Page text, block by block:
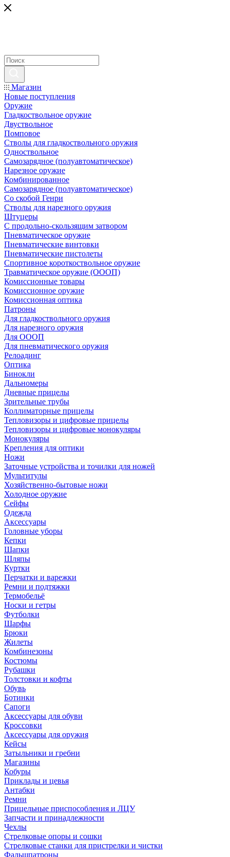
Магазин
Новые поступления
Оружие
Гладкоствольное оружие
Двуствольное
Помповое
Стволы для гладкоствольного оружия
Одноствольное
Самозарядное (полуавтоматическое)
Нарезное оружие
Комбинированное
Самозарядное (полуавтоматическое)
Со скобой Генри
Стволы для нарезного оружия
Штуцеры
С продольно-скользящим затвором
Пневматическое оружие
Пневматические винтовки
Пневматические пистолеты
Спортивное короткоствольное оружие
Травматическое оружие (ОООП)
Комиссионные товары
Комиссионное оружие
Комиссионная оптика
Патроны
Для гладкоствольного оружия
Для нарезного оружия
Для ОООП
Для пневматического оружия
Релоадинг
Оптика
Бинокли
Дальномеры
Дневные прицелы
Зрительные трубы
Коллиматорные прицелы
Тепловизоры и цифровые прицелы
Тепловизоры и цифровые монокуляры
Монокуляры
Крепления для оптики
Ножи
Заточные устройства и точилки для ножей
Мультитулы
Хозяйственно-бытовые ножи
Холодное оружие
Сейфы
Одежда
Аксессуары
Головные уборы
Кепки
Шапки
Шляпы
Куртки
Перчатки и варежки
Ремни и подтяжки
Термобельё
Носки и гетры
Футболки
Шарфы
Брюки
Жилеты
Комбинезоны
Костюмы
Рубашки
Толстовки и кофты
Обувь
Ботинки
Сапоги
Аксессуары для обуви
Кроссовки
Аксессуары для оружия
Кейсы
Затыльники и гребни
Магазины
Кобуры
Приклады и цевья
Антабки
Ремни
Прицельные приспособления и ЛЦУ
Запчасти и принадлежности
Чехлы
Стрелковые опоры и сошки
Стрелковые станки для пристрелки и чистки
Фальшпатроны